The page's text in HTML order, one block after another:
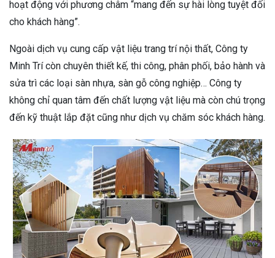
hoạt động với phương châm “mang đến sự hài lòng tuyệt đối
cho khách hàng”.
Ngoài dịch vụ cung cấp vật liệu trang trí nội thất, Công ty
Minh Trí còn chuyên thiết kế, thi công, phân phối, bảo hành và
sửa trì các loại sàn nhựa, sàn gỗ công nghiệp… Công ty
không chỉ quan tâm đến chất lượng vật liệu mà còn chú trọng
đến kỹ thuật lắp đặt cũng như dịch vụ chăm sóc khách hàng.